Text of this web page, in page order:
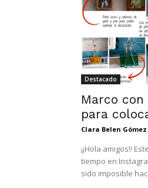
Destacado
Marco
para
Clara Belen Gómez
¡¡Hola amigos!! Este marco ya lo adelanté hace mucho
tiempo en
sido imposible